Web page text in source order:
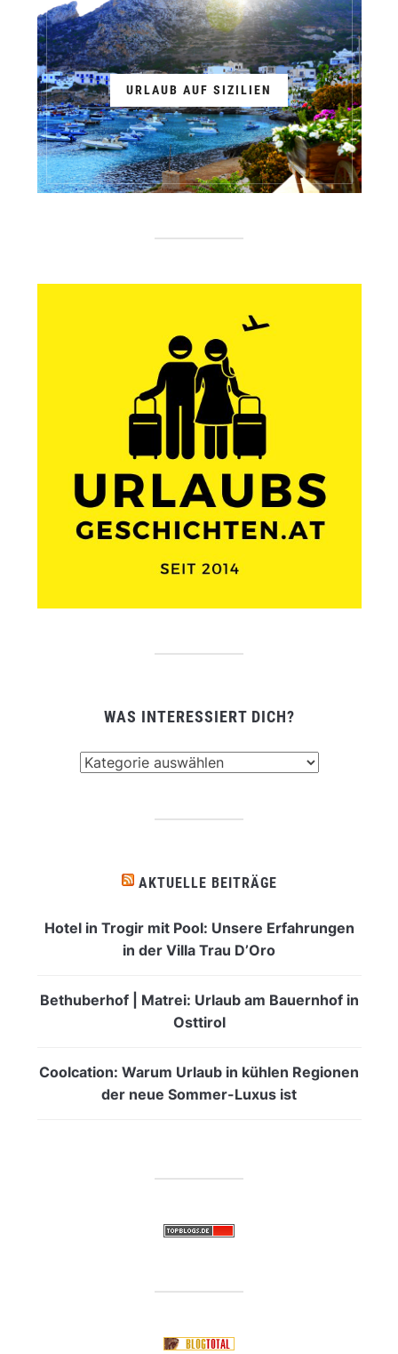
URLAUB AUF SIZILIEN
WAS INTERESSIERT DICH?
AKTUELLE BEITRÄGE
Hotel in Trogir mit Pool: Unsere Erfahrungen
in der Villa Trau D’Oro
Bethuberhof | Matrei: Urlaub am Bauernhof in
Osttirol
Coolcation: Warum Urlaub in kühlen Regionen
der neue Sommer-Luxus ist